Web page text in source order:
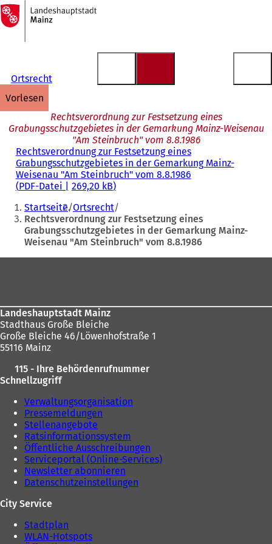
Inhalt anspringen
Zur
Startseite
Ortsrecht
vorlesen
Rechtsverordnung zur Festsetzung eines
Grabungsschutzgebietes in der Gemarkung Mainz-Weisenau
"Am Steinbruch" vom 8.8.1986
Rechtsverordnung zur Festsetzung eines
Grabungsschutzgebietes in der Gemarkung Mainz-
Weisenau "Am Steinbruch" vom 8.8.1986
PDF-Datei 269,20 kB
Sie
befinden
sich
Startseite Ortsrecht
Rechtsverordnung zur Festsetzung eines
Grabungsschutzgebietes in der Gemarkung Mainz-
Weisenau "Am Steinbruch" vom 8.8.1986
Landeshauptstadt Mainz
Stadthaus Große Bleiche
Große Bleiche 46/Löwenhofstraße 1
55116 Mainz
115 - Ihre Behördenrufnummer
Schnellzugriff
Verwaltungsorganisation
Pressemeldungen
Stellenangebote
Ratsinformationssystem
Öffentliche Ausschreibungen
Serviceportal (Online-Services)
Newsletter abonnieren
Datenschutzeinstellungen
City Service
Stadtplan
WLAN-Hotspots